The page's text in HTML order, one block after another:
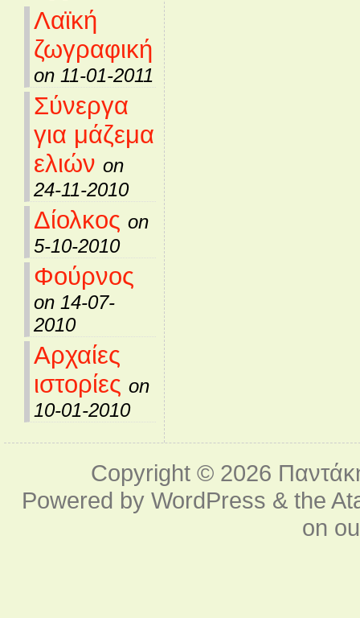
Λαϊκή
ζωγραφική
on 11-01-2011
Σύνεργα
για μάζεμα
ελιών on
24-11-2010
Δίολκος on
5-10-2010
Φούρνος
on 14-07-
2010
Αρχαίες
ιστορίες on
10-01-2010
Copyright © 2026
Powered byWordPress & the
on